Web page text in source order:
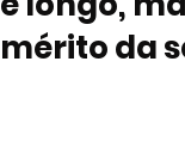
mérito da